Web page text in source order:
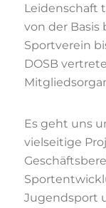
Leidenschaft
von der Basis
Sportverein
DOSB
Es geht uns
vielseitige
Jugendsport